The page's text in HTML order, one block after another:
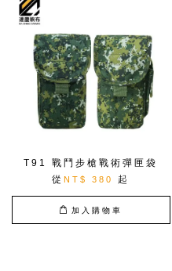
T91 戰鬥步槍戰術彈匣袋
從NT$ 380 起
加入購物車